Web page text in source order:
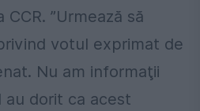
”Urmează să
votul exprimat de
Nu am informaţii
dorit ca acest